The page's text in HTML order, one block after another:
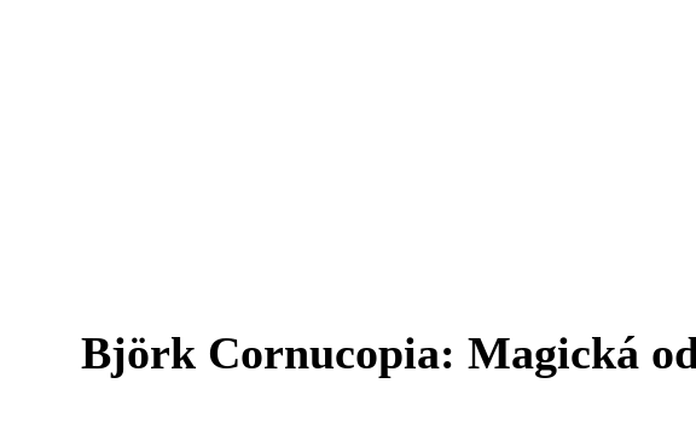
Björk Cornucopia: Magická